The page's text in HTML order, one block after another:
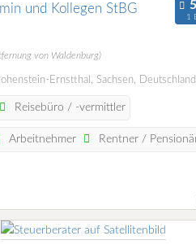
und Kollegen StBG
1
von Waldenburg)
Ernstthal, Sachsen, Deutschland
Reisebüro / -vermittler
Arbeitnehmer Rentner /